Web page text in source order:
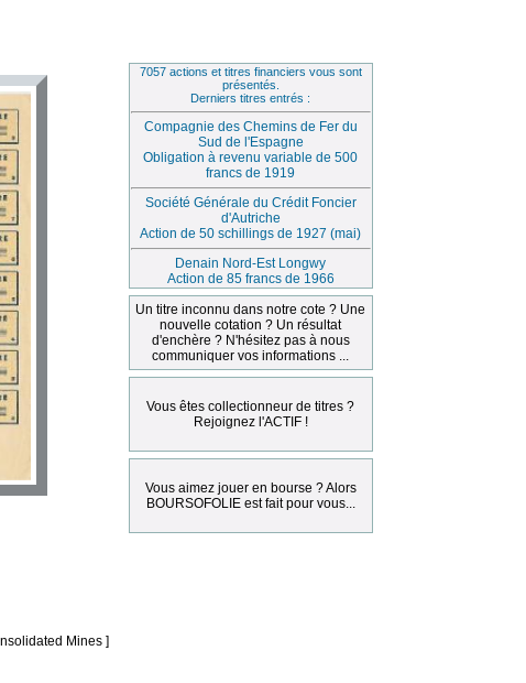
Mines ]
7057 actions et titres financiers vous sont
présentés.
Derniers titres entrés :
Compagnie des Chemins de Fer du
Sud de l'Espagne
Obligation à revenu variable de 500
francs de 1919
Société Générale du Crédit Foncier
d'Autriche
Action de 50 schillings de 1927 (mai)
Denain Nord-Est Longwy
Action de 85 francs de 1966
Un titre inconnu dans notre cote ? Une
nouvelle cotation ? Un résultat
d'enchère ? N'hésitez pas à nous
communiquer vos informations ...
Vous êtes collectionneur de titres ?
Rejoignez l'ACTIF !
Vous aimez jouer en bourse ? Alors
BOURSOFOLIE est fait pour vous...